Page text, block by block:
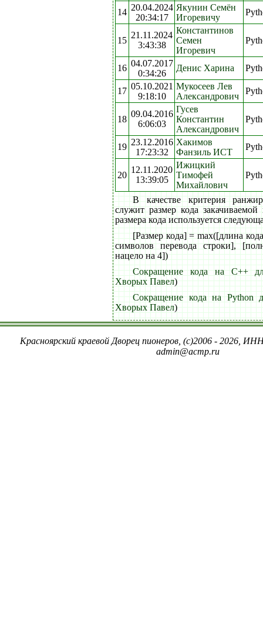
14 20.04.2024
20:34:17
Якунин Семён
Игоревичу
15
21.11.2024
3:43:38
Константинов
Семен
Игоревич
16 04.07.2017
0:34:26
Денис Харина
17 05.10.2021
9:18:10
Мукосеев Лев
Александрович
18
09.04.2016
6:06:03
Гусев
Константин
Александрович
19 23.12.2016
17:23:32
Хакимов
Фанзиль ИСТ
20
12.11.2020
13:39:05
Ижицкий
Тимофей
Михайлович
В качестве критерия
служит размер кода
размера кода используется
[Размер кода] = max([длина
символов перевода строки],
нацело на 4])
Сокращение кода на C++
Хворых Павел)
Сокращение кода на Python
Хворых Павел)
Красноярский краевой Дворец пионеров, (c)2006 - 2026,
admin@acmp.ru